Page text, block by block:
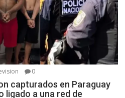
0
capturados en Paraguay
ligado a una red de